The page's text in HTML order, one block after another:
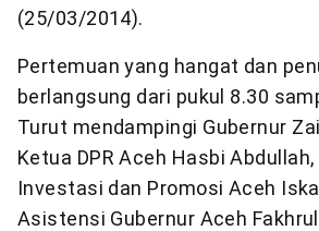
(25/03/2014).
Pertemuan yang hangat dan
berlangsung dari pukul 8.30
Turut mendampingi Gubernur
Ketua DPR Aceh Hasbi
Investasi dan Promosi Aceh
Asistensi Gubernur Aceh